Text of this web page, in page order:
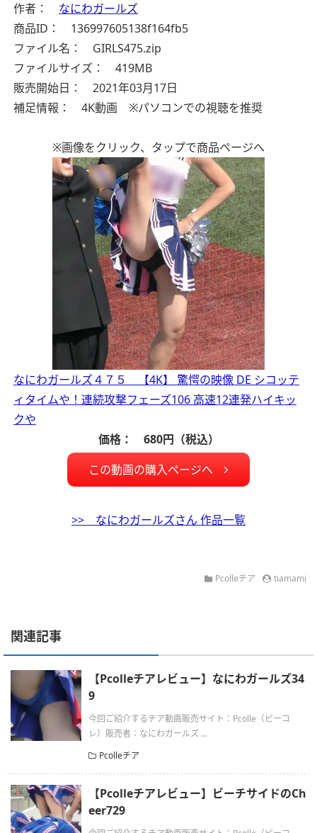
作者： なにわガールズ
商品ID： 136997605138f164fb5
ファイル名： GIRLS475.zip
ファイルサイズ： 419MB
販売開始日： 2021年03月17日
補足情報： 4K動画 ※パソコンでの視聴を推奨
※画像をクリック、タップで商品ページへ
なにわガールズ４７５ 【4K】 驚愕の映像 DE シコッテ
ィタイムや！連続攻撃フェーズ106 高速12連発ハイキッ
クや
価格： 680円（税込）
この動画の購入ページへ
>> なにわガールズさん 作品一覧
Pcolleチア tiamami
関連記事
【Pcolleチアレビュー】なにわガールズ34
9
今回ご紹介するチア動画販売サイト：Pcolle（ピーコ
レ）販売者：なにわガールズ ...
Pcolleチア
【Pcolleチアレビュー】ビーチサイドのCh
eer729